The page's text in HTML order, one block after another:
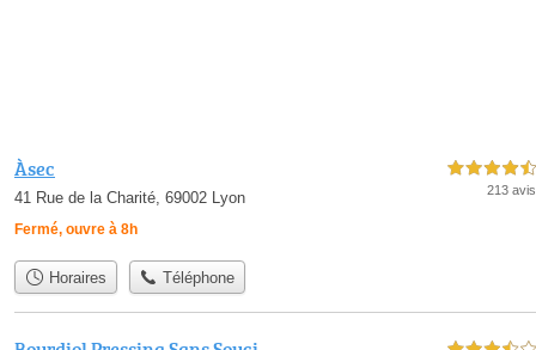
Àsec
41 Rue de la Charité, 69002 Lyon
Fermé, ouvre à 8h
4,5 étoiles sur 5
213 avis
Horaires Téléphone